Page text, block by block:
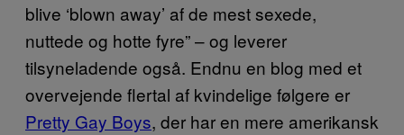
blive ‘blown away’ af de mest sexede,
nuttede og hotte fyre” – og leverer
tilsyneladende også. Endnu en blog med et
overvejende flertal af kvindelige følgere er
Pretty Gay Boys, der har en mere amerikansk